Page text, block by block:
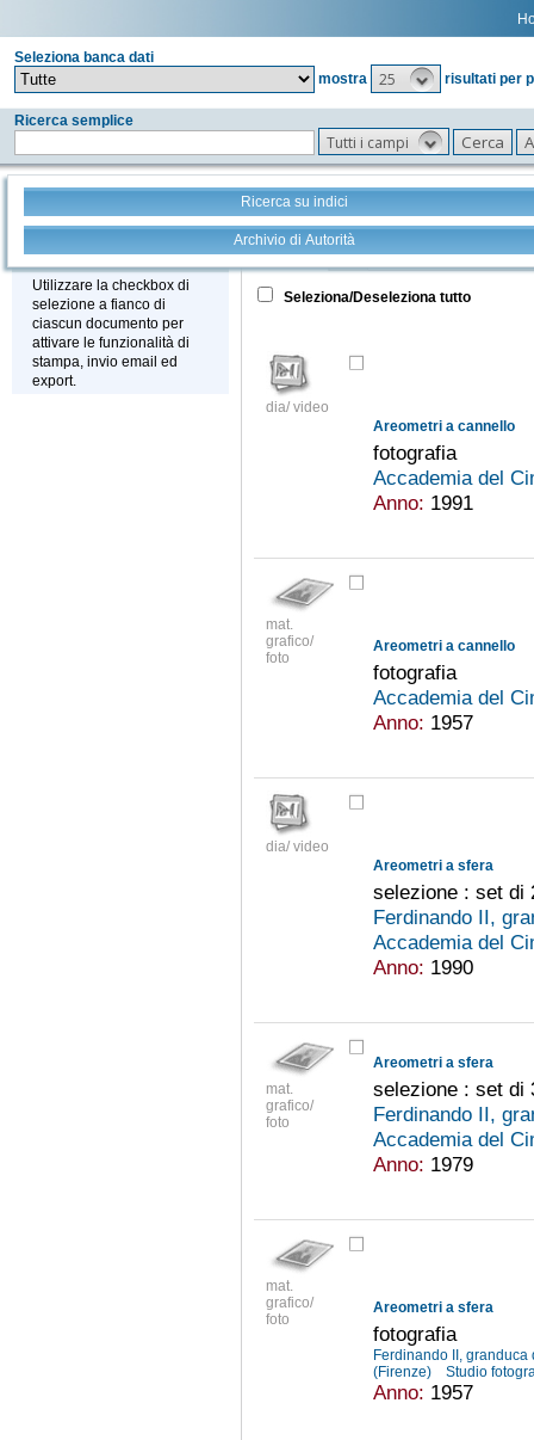
Seleziona banca dati
mostra
25 risultati per
Ricerca semplice
Tutti i campi
Ricerca su indici
Archivio di Autorità
Stampa - Email - Export
Utilizzare la checkbox di
selezione a fianco di
ciascun documento per
attivare le funzionalità di
stampa, invio email ed
export.
Tutto +
Seleziona/Deseleziona tutto
dia/ video
Areometri a cannello
fotografia
Accademia del
Anno: 1991
mat.
grafico/
foto
Areometri a cannello
fotografia
Accademia del
Anno: 1957
dia/ video
Areometri a sfera
selezione : set di
Ferdinando II,
Accademia del
Anno: 1990
mat.
grafico/
foto
Areometri a sfera
selezione : set di
Ferdinando II,
Accademia del
Anno: 1979
mat.
grafico/
foto
Areometri a sfera
fotografia
Ferdinando II,
(Firenze)
Studio
Anno: 1957